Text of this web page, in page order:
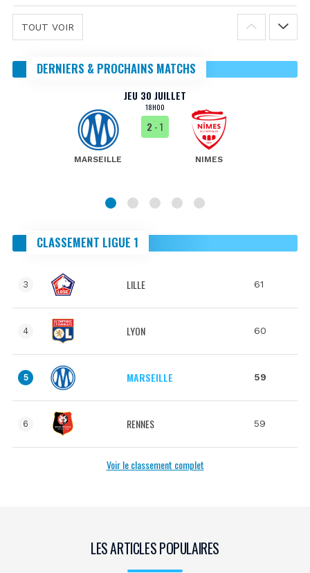
TOUT VOIR
DERNIERS & PROCHAINS MATCHS
JEU 30 JUILLET
18H00
MARSEILLE
2 - 1
NIMES
CLASSEMENT LIGUE 1
3 LILLE 61
4 LYON 60
5 MARSEILLE 59
6 RENNES 59
Voir le classement complet
LES ARTICLES POPULAIRES